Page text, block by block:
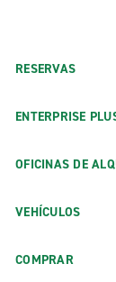
RESERVAS
ENTERPRISE
OFICINAS DE
VEHÍCULOS
COMPRAR